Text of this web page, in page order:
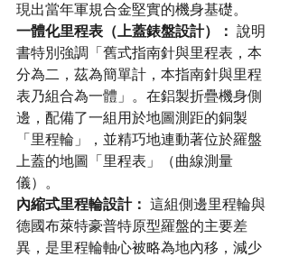
現出當年軍規合金堅實的機身基礎。
一體化里程表（上蓋錶盤設計）： 說明
書特別強調「舊式指南針與里程表，本
分為二，茲為簡單計，本指南針與里程
表乃組合為一體」。在鋁製折疊機身側
邊，配備了一組用於地圖測距的銅製
「里程輪」，並精巧地連動著位於羅盤
上蓋的地圖「里程表」（曲線測量
儀）。
內縮式里程輪設計： 這組側邊里程輪與
德國布萊特豪普特原型羅盤的主要差
異，是里程輪軸心被略為地內移，減少